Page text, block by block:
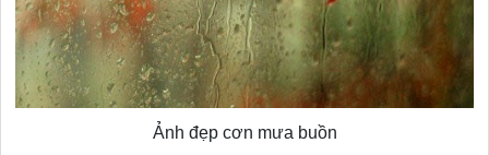
Ảnh đẹp cơn mưa buồn